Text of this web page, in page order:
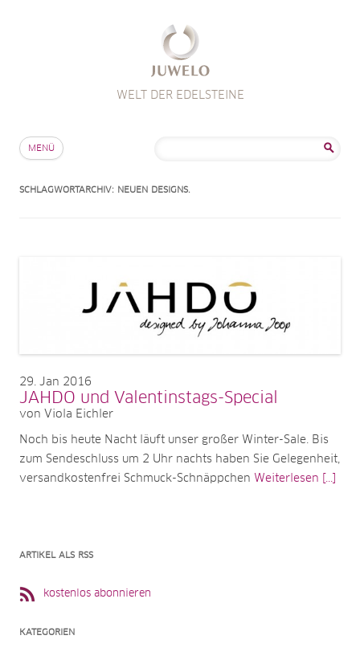
WELT DER EDELSTEINE
MENÜ
SCHLAGWORTARCHIV: NEUEN DESIGNS.
29 Jan 2016
JAHDO und Valentinstags-Special
von Viola Eichler
Noch bis heute Nacht läuft unser großer Winter-Sale. Bis
zum Sendeschluss um 2 Uhr nachts haben Sie Gelegenheit,
versandkostenfrei Schmuck-Schnäppchen Weiterlesen [...]
ARTIKEL ALS RSS
kostenlos abonnieren
KATEGORIEN